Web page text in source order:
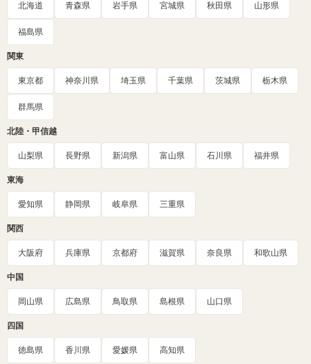
北海道 青森県 岩手県 宮城県 秋田県 山形県
福島県
関東
東京都 神奈川県 埼玉県 千葉県 茨城県 栃木県
群馬県
北陸・甲信越
山梨県 長野県 新潟県 富山県 石川県 福井県
東海
愛知県 静岡県 岐阜県 三重県
関西
大阪府 兵庫県 京都府 滋賀県 奈良県 和歌山県
中国
岡山県 広島県 鳥取県 島根県 山口県
四国
徳島県 香川県 愛媛県 高知県